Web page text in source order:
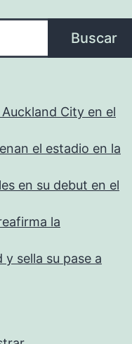
Buscar
City en el
el estadio en la
en su debut en el
la
sella su pase a